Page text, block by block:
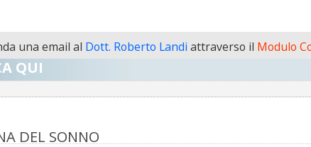
una email al Dott. Roberto Landi attraverso il Modulo
QUI
DEL SONNO